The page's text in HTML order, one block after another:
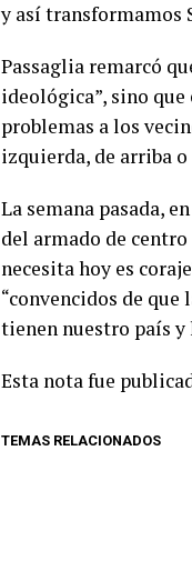
y así transformamos
Passaglia remarcó
ideológica”, sino
problemas a los
izquierda, de arriba o
La semana pasada,
del armado de
necesita hoy es
“convencidos de
tienen nuestro país y
Esta nota fue
TEMAS RELACIONADOS